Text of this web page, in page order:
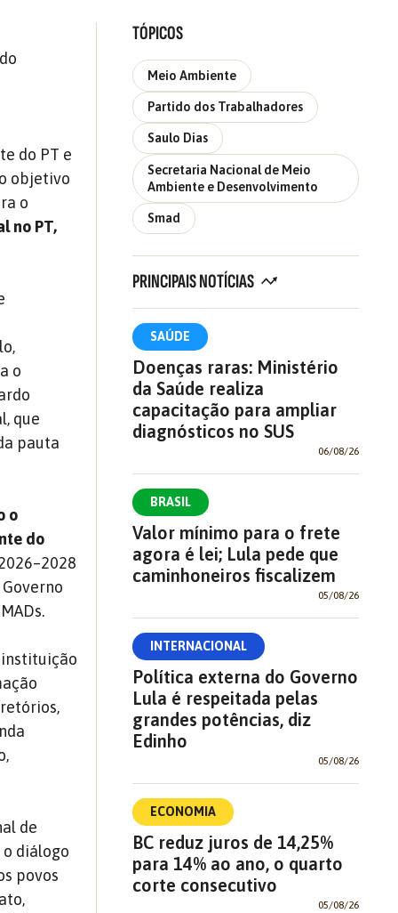
do PT e
objetivo
o
no PT,
o
que
pauta
o
do
de
diálogo
povos
TÓPICOS
Meio Ambiente
Partido dos Trabalhadores
Saulo Dias
Secretaria Nacional de Meio
Ambiente e Desenvolvimento
Smad
PRINCIPAIS NOTÍCIAS
SAÚDE
Doenças raras: Ministério
da Saúde realiza
capacitação para ampliar
diagnósticos no SUS
06/08/26
BRASIL
Valor mínimo para o frete
agora é lei; Lula pede que
caminhoneiros fiscalizem
05/08/26
INTERNACIONAL
Política externa do Governo
Lula é respeitada pelas
grandes potências, diz
Edinho
05/08/26
ECONOMIA
BC reduz juros de 14,25%
para 14% ao ano, o quarto
corte consecutivo
05/08/26